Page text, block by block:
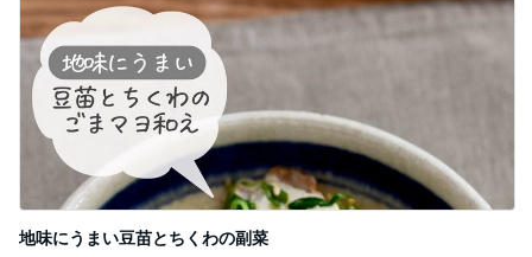
地味にうまい豆苗とちくわの副菜